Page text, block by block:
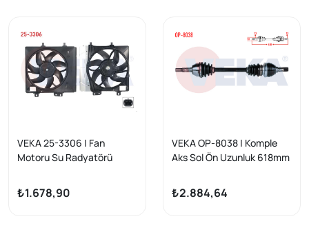
VEKA 25-3306 | Fan
Motoru Su Radyatörü
Watt) Citroen C-Elysee 1.6
HDI 2012 -
₺1.678,90
VEKA OP-8038 | Komple
Aks Sol Ön Uzunluk 618mm
2009-2016
₺2.884,64